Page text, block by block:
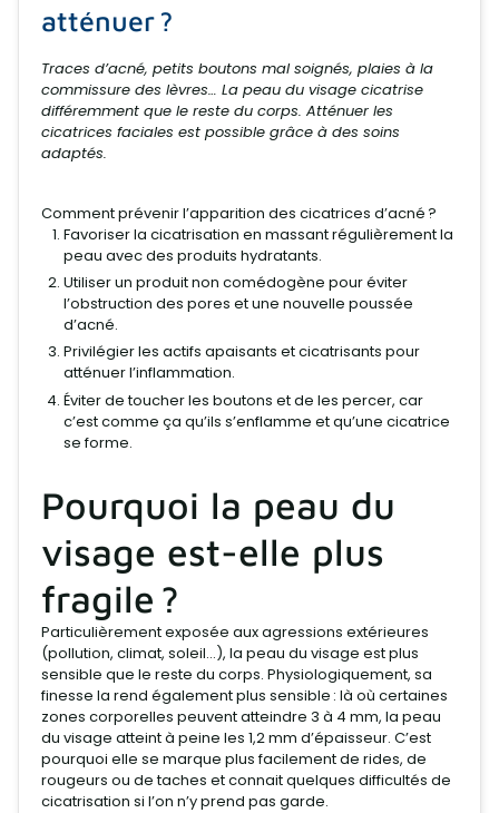
atténuer ?
Traces d’acné, petits boutons mal soignés, plaies à la
commissure des lèvres… La peau du visage cicatrise
différemment que le reste du corps. Atténuer les
cicatrices faciales est possible grâce à des soins
adaptés.
Comment prévenir l’apparition des cicatrices d’acné ?
Favoriser la cicatrisation en massant régulièrement la
peau avec des produits hydratants.
Utiliser un produit non comédogène pour éviter
l’obstruction des pores et une nouvelle poussée
d’acné.
Privilégier les actifs apaisants et cicatrisants pour
atténuer l’inflammation.
Éviter de toucher les boutons et de les percer, car
c’est comme ça qu’ils s’enflamme et qu’une cicatrice
se forme.
Pourquoi la peau du
visage est-elle plus
fragile ?
Particulièrement exposée aux agressions extérieures
(pollution, climat, soleil…), la peau du visage est plus
sensible que le reste du corps. Physiologiquement, sa
finesse la rend également plus sensible : là où certaines
zones corporelles peuvent atteindre 3 à 4 mm, la peau
du visage atteint à peine les 1,2 mm d’épaisseur. C’est
pourquoi elle se marque plus facilement de rides, de
rougeurs ou de taches et connait quelques difficultés de
cicatrisation si l’on n’y prend pas garde.